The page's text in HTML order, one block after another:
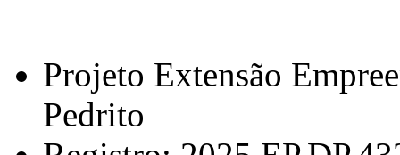
Projeto Extensão
Pedrito